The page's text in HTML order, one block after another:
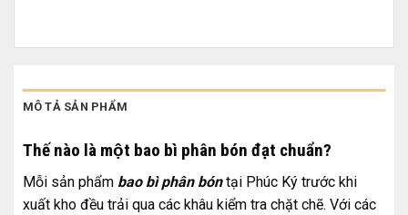
MÔ TẢ SẢN PHẨM
Thế nào là một bao bì phân bón đạt chuẩn?
Mỗi sản phẩm bao bì phân bóntại Phúc Ký trước khi
xuất kho đều trải qua các khâu kiểm tra chặt chẽ. Với các